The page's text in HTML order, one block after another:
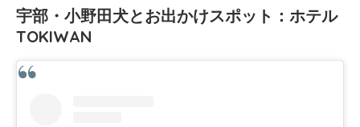
宇部・小野田犬とお出かけスポット：ホテル
TOKIWAN